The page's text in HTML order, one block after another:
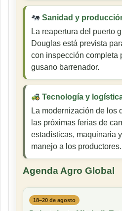
Sanidad y
La reapertura del puerto
Douglas está prevista
con inspección completa
gusano barrenador.
Tecnología y
La modernización de los
las próximas ferias de
estadísticas, maquinaria
manejo a los productores.
Agenda Agro Global
18–20 de agosto